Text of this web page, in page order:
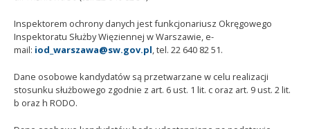
Inspektorem ochrony danych jest funkcjonariusz Okręgowego
Inspektoratu Służby Więziennej w Warszawie, e-
mail: iod_warszawa@sw.gov.pl, tel. 22 640 82 51.
Dane osobowe kandydatów są przetwarzane w celu realizacji
stosunku służbowego zgodnie z art. 6 ust. 1 lit. c oraz art. 9 ust. 2 lit.
b oraz h RODO.